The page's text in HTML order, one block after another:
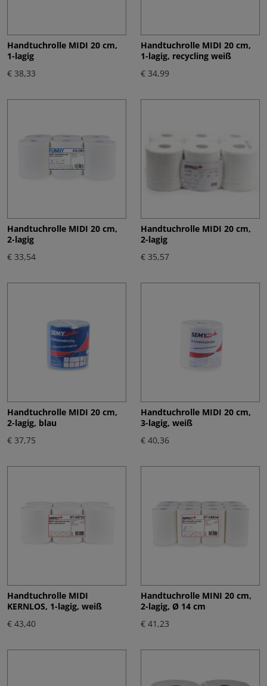
Handtuchrolle MIDI 20 cm,
1-lagig
€ 38,33
Handtuchrolle MIDI 20 cm,
1-lagig, recycling weiß
€ 34,99
Handtuchrolle MIDI 20 cm,
2-lagig
€ 33,54
Handtuchrolle MIDI 20 cm,
2-lagig
€ 35,57
Handtuchrolle MIDI 20 cm,
2-lagig, blau
€ 37,75
Handtuchrolle MIDI 20 cm,
3-lagig, weiß
€ 40,36
Handtuchrolle MIDI
KERNLOS, 1-lagig, weiß
€ 43,40
Handtuchrolle MINI 20 cm,
2-lagig, Ø 14 cm
€ 41,23